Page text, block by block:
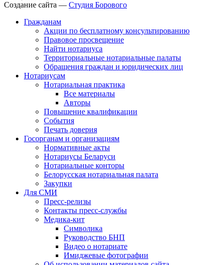
Создание сайта — Студия Борового
Гражданам
Акции по бесплатному консультированию
Правовое просвещение
Найти нотариуса
Территориальные нотариальные палаты
Обращения граждан и юридических лиц
Нотариусам
Нотариальная практика
Все материалы
Авторы
Повышение квалификации
События
Печать доверия
Госорганам и организациям
Нормативные акты
Нотариусы Беларуси
Нотариальные конторы
Белорусская нотариальная палата
Закупки
Для СМИ
Пресс-релизы
Контакты пресс-службы
Медика-кит
Символика
Руководство БНП
Видео о нотариате
Имиджевые фотографии